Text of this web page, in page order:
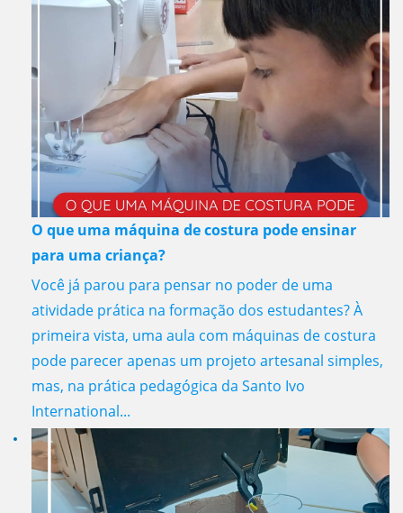
O que uma máquina de costura pode ensinar
para uma criança?
Você já parou para pensar no poder de uma
atividade prática na formação dos estudantes? À
primeira vista, uma aula com máquinas de costura
pode parecer apenas um projeto artesanal simples,
mas, na prática pedagógica da Santo Ivo
International...